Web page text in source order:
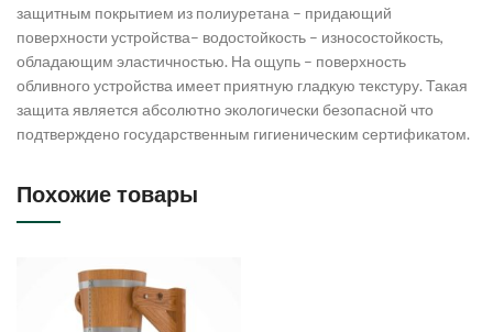
защитным покрытием из полиуретана – придающий
поверхности устройства– водостойкость – износостойкость,
обладающим эластичностью. На ощупь – поверхность
обливного устройства имеет приятную гладкую текстуру. Такая
защита является абсолютно экологически безопасной что
подтверждено государственным гигиеническим сертификатом.
Похожие товары